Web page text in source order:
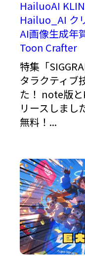
HailuoAI
Hailuo_AI ク
AI画像生成年
Toon Crafter
特集「
タラクティブ
た！ note版
リースしま
無料！...